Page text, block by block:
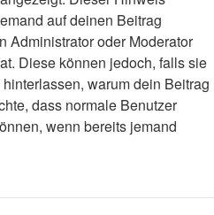
auf deinen Beitrag
Administrator oder Moderator
Diese können jedoch, falls sie
warum dein Beitrag
dass normale Benutzer
wenn bereits jemand